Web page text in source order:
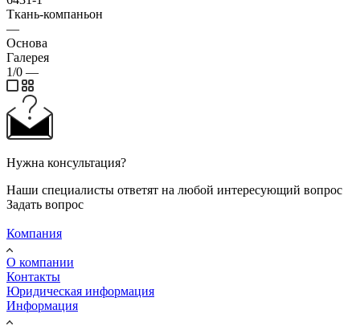
Ткань-компаньон
—
Основа
Галерея
1/0 —
Нужна консультация?
Наши специалисты ответят на любой интересующий вопрос
Задать вопрос
Компания
О компании
Контакты
Юридическая информация
Информация